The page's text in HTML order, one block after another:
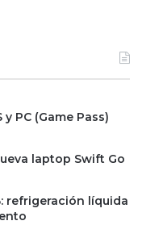
PC (Game Pass)
laptop Swift Go
refrigeración líquida